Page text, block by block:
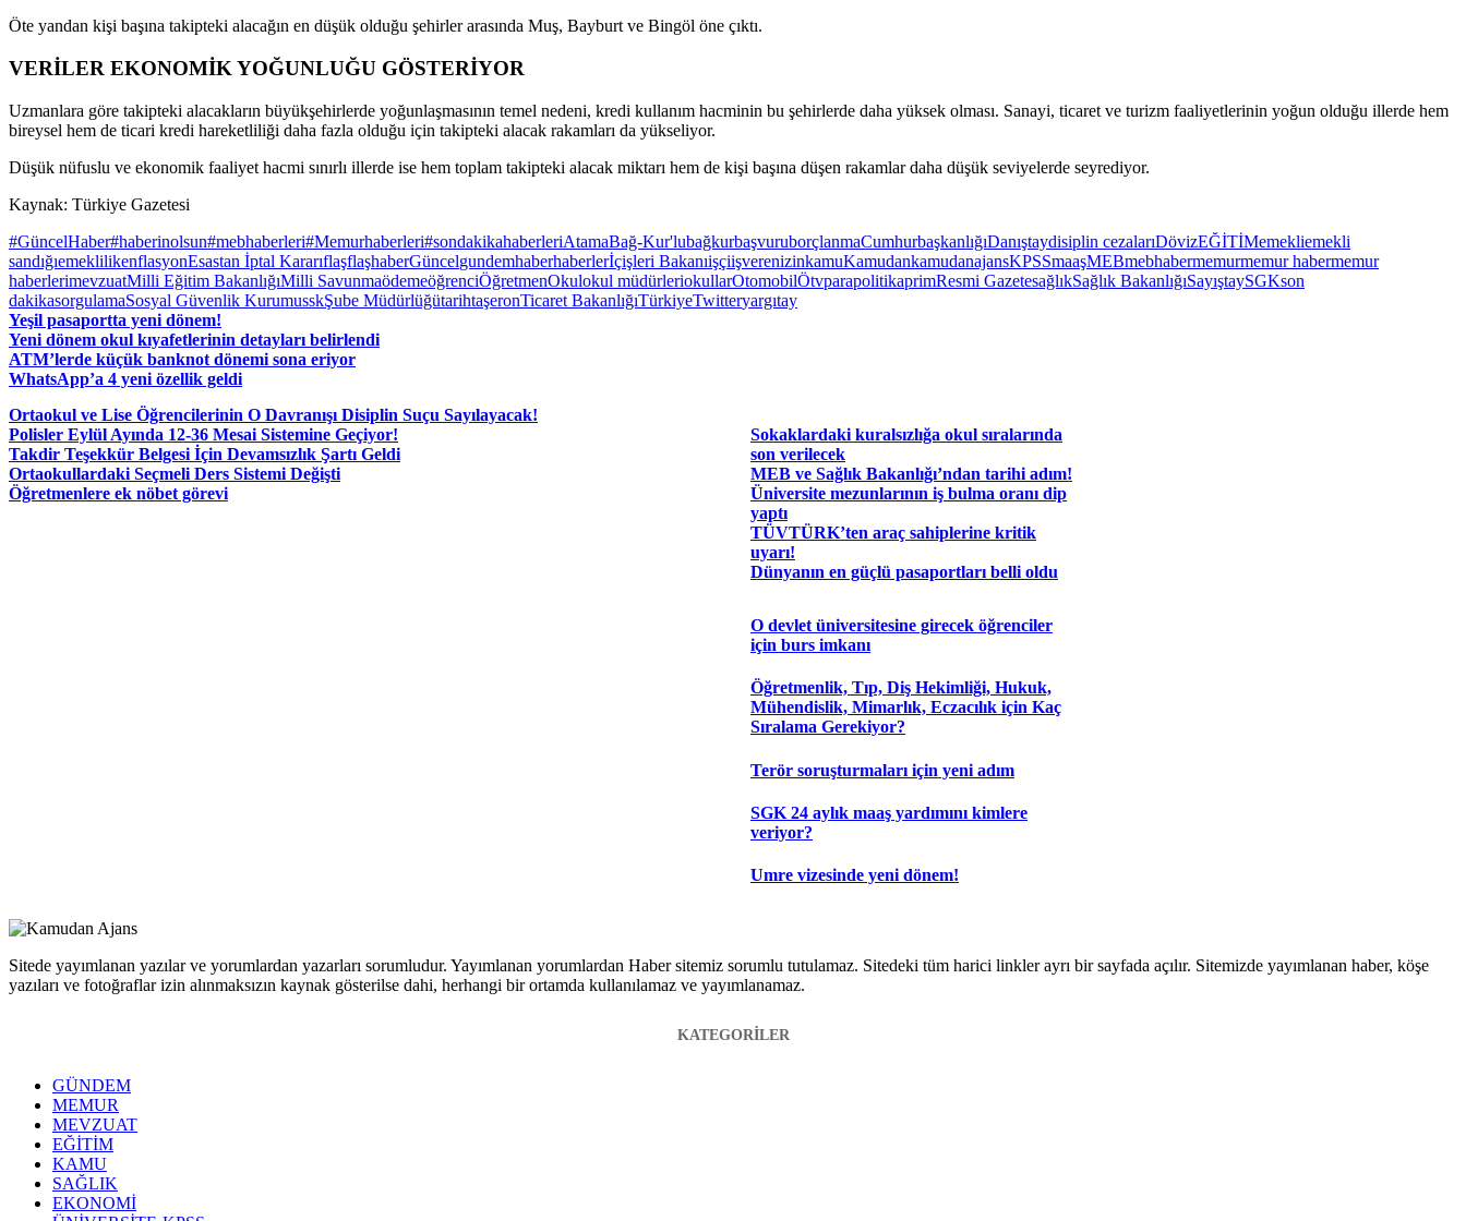
Öte yandan kişi başına takipteki alacağın en düşük olduğu şehirler arasında Muş, Bayburt ve Bingöl öne çıktı.
VERİLER EKONOMİK YOĞUNLUĞU GÖSTERİYOR
Uzmanlara göre takipteki alacakların büyükşehirlerde yoğunlaşmasının temel nedeni, kredi kullanım hacminin bu şehirlerde daha yüksek olması. Sanayi, ticaret ve turizm faaliyetlerinin yoğun olduğu illerde hem
bireysel hem de ticari kredi hareketliliği daha fazla olduğu için takipteki alacak rakamları da yükseliyor.
Düşük nüfuslu ve ekonomik faaliyet hacmi sınırlı illerde ise hem toplam takipteki alacak miktarı hem de kişi başına düşen rakamlar daha düşük seviyelerde seyrediyor.
Kaynak: Türkiye Gazetesi
#GüncelHaber#haberinolsun#mebhaberleri#Memurhaberleri#sondakikahaberleriAtamaBağ-Kur'lubağkurbaşvuruborçlanmaCumhurbaşkanlığıDanıştaydisiplin cezalarıDövizEĞİTİMemekliemekli
sandığıemeklilikenflasyonEsastan İptal KararıflaşflaşhaberGüncelgundemhaberhaberlerİçişleri BakanıişçiişverenizinkamuKamudankamudanajansKPSSmaaşMEBmebhabermemurmemur habermemur
haberlerimevzuatMilli Eğitim BakanlığıMilli SavunmaödemeöğrenciÖğretmenOkulokul müdürleriokullarOtomobilÖtvparapolitikaprimResmi GazetesağlıkSağlık BakanlığıSayıştaySGKson
dakikasorgulamaSosyal Güvenlik KurumusskŞube MüdürlüğütarihtaşeronTicaret BakanlığıTürkiyeTwitteryargıtay
Yeşil pasaportta yeni dönem!
Yeni dönem okul kıyafetlerinin detayları belirlendi
ATM’lerde küçük banknot dönemi sona eriyor
WhatsApp’a 4 yeni özellik geldi
Ortaokul ve Lise Öğrencilerinin O Davranışı Disiplin Suçu Sayılayacak!
Polisler Eylül Ayında 12-36 Mesai Sistemine Geçiyor!
Takdir Teşekkür Belgesi İçin Devamsızlık Şartı Geldi
Ortaokullardaki Seçmeli Ders Sistemi Değişti
Öğretmenlere ek nöbet görevi
Sokaklardaki kuralsızlığa okul sıralarında
son verilecek
MEB ve Sağlık Bakanlığı’ndan tarihi adım!
Üniversite mezunlarının iş bulma oranı dip
yaptı
TÜVTÜRK’ten araç sahiplerine kritik
uyarı!
Dünyanın en güçlü pasaportları belli oldu
O devlet üniversitesine girecek öğrenciler
için burs imkanı
Öğretmenlik, Tıp, Diş Hekimliği, Hukuk,
Mühendislik, Mimarlık, Eczacılık için Kaç
Sıralama Gerekiyor?
Terör soruşturmaları için yeni adım
SGK 24 aylık maaş yardımını kimlere
veriyor?
Umre vizesinde yeni dönem!
Sitede yayımlanan yazılar ve yorumlardan yazarları sorumludur. Yayımlanan yorumlardan Haber sitemiz sorumlu tutulamaz. Sitedeki tüm harici linkler ayrı bir sayfada açılır. Sitemizde yayımlanan haber, köşe
yazıları ve fotoğraflar izin alınmaksızın kaynak gösterilse dahi, herhangi bir ortamda kullanılamaz ve yayımlanamaz.
KATEGORİLER
GÜNDEM
MEMUR
MEVZUAT
EĞİTİM
KAMU
SAĞLIK
EKONOMİ